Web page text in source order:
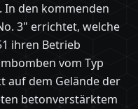
In den kommenden
3" errichtet, welche
ihren Betrieb
vom Typ
auf dem Gelände der
betonverstärktem